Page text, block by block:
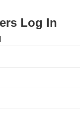
Log In